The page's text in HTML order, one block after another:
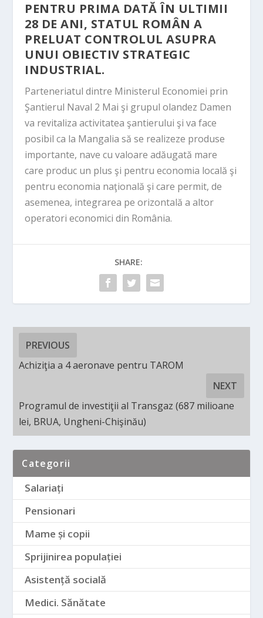
PENTRU PRIMA DATĂ ÎN ULTIMII
28 DE ANI, STATUL ROMÂN A
PRELUAT CONTROLUL ASUPRA
UNUI OBIECTIV STRATEGIC
INDUSTRIAL.
Parteneriatul dintre Ministerul Economiei prin
Şantierul Naval 2 Mai şi grupul olandez Damen
va revitaliza activitatea şantierului şi va face
posibil ca la Mangalia să se realizeze produse
importante, nave cu valoare adăugată mare
care produc un plus şi pentru economia locală şi
pentru economia naţională şi care permit, de
asemenea, integrarea pe orizontală a altor
operatori economici din România.
SHARE:
PREVIOUS
Achiziţia a 4 aeronave pentru TAROM
NEXT
Programul de investiţii al Transgaz (687 milioane
lei, BRUA, Ungheni-Chişinău)
Categorii
Salariați
Pensionari
Mame și copii
Sprijinirea populației
Asistență socială
Medici. Sănătate